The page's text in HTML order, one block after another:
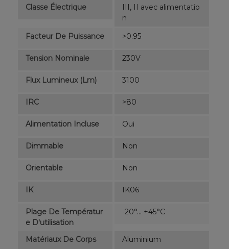
Classe Électrique
III, II avec alimentatio
n
Facteur De Puissance
>0.95
Tension Nominale 230V
Flux Lumineux (lm) 3100
IRC >80
Alimentation Incluse Oui
Dimmable Non
Orientable Non
IK IK06
Plage De Températur
E D'utilisation
-20°... +45°C
Matériaux De Corps Aluminium